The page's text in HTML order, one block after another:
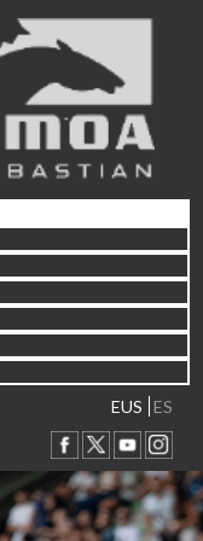
EUS ES
Abuztuaren 2a / 2 de
Abuztuaren 9a / 9 de
Abuztaren 12a / 12 de
Abuztuaren 15a / 15 de
Abuztuaren 23a / 23 de
Abuztuaren 30a / 30 de
Irailaren 6a / 6 de
Irailaren 13a / 13 de
Irailaren 30a / 30 de